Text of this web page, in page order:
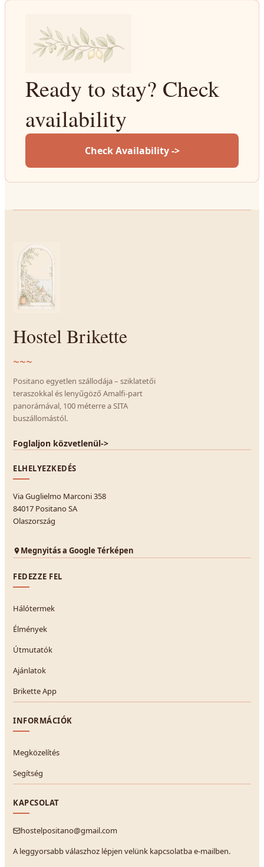
Ready to stay? Check
availability
Check Availability ->
Hostel Brikette
~~~
Positano egyetlen szállodája – sziklatetői
teraszokkal és lenyűgöző Amalfi-part
panorámával, 100 méterre a SITA
buszállomástól.
Foglaljon közvetlenül->
ELHELYEZKEDÉS
Via Guglielmo Marconi 358
84017 Positano SA
Olaszország
Megnyitás a Google Térképen
FEDEZZE FEL
Hálótermek
Élmények
Útmutatók
Ajánlatok
Brikette App
INFORMÁCIÓK
Megközelítés
Segítség
KAPCSOLAT
hostelpositano@gmail.com
A leggyorsabb válaszhoz lépjen velünk kapcsolatba e-mailben.